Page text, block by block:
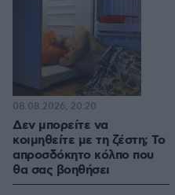
Δεν μπορείτε να
κοιμηθείτε με τη ζέστη; Το
απροσδόκητο κόλπο που
θα σας βοηθήσει
08.08.2026, 20:20